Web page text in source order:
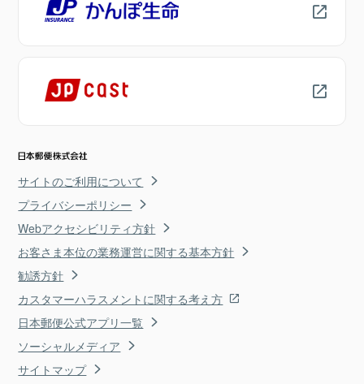
サイトのご利用について
プライバシーポリシー
Webアクセシビリティ方針
お客さま本位の業務運営に関する基本方針
勧誘方針
カスタマーハラスメントに関する考え方
日本郵便公式アプリ一覧
ソーシャルメディア
サイトマップ